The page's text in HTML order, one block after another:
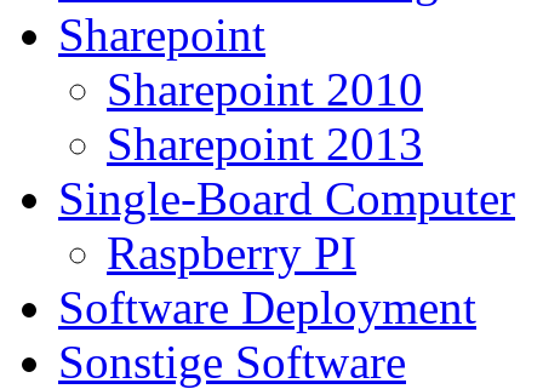
Sharepoint
Sharepoint 2010
Sharepoint 2013
Single-Board Computer
Raspberry PI
Software Deployment
Sonstige Software